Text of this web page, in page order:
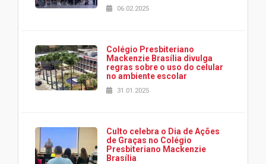
06.02.2025
Colégio Presbiteriano
Mackenzie Brasília divulga
regras sobre o uso do celular
no ambiente escolar
31.01.2025
Culto celebra o Dia de Ações
de Graças no Colégio
Presbiteriano Mackenzie
Brasília